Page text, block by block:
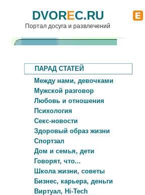
DVOREC.RU
Портал досуга и развлечений
ПАРАД СТАТЕЙ
Между нами, девочками
Мужской разговор
Любовь и отношения
Психология
Секс-новости
Здоровый образ жизни
Спортзал
Дом и семья, дети
Говорят, что...
Школа жизни, советы
Бизнес, карьера, деньги
Виртуал, Hi-Tech